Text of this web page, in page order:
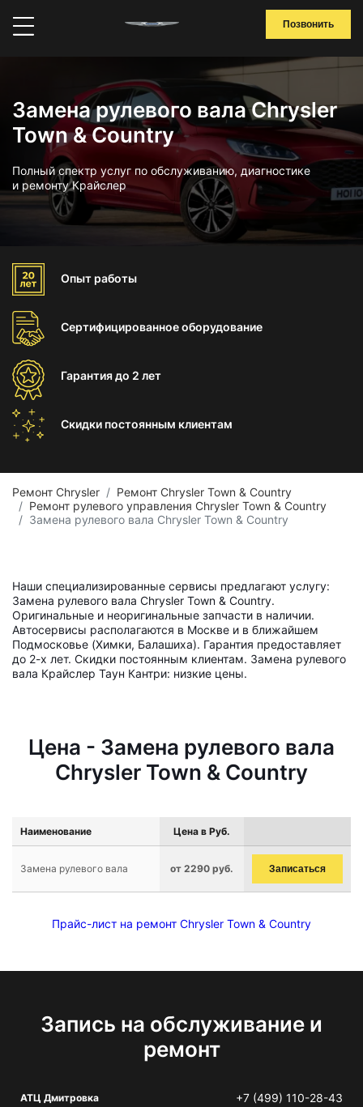
Позвонить
Замена рулевого вала Chrysler
Town & Country
Полный спектр услуг по обслуживанию, диагностике
и ремонту Крайслер
Опыт работы
Сертифицированноеоборудование
Гарантиядо 2 лет
Скидки постоянным клиентам
Ремонт Chrysler
Ремонт Chrysler Town & Country
Ремонт рулевого управления Chrysler Town & Country
Замена рулевого вала Chrysler Town & Country
Наши специализированные сервисы предлагают услугу:
Замена рулевого вала Chrysler Town & Country.
Оригинальные и неоригинальные запчасти в наличии.
Автосервисы располагаются в Москве и в ближайшем
Подмосковье (Химки, Балашиха). Гарантия предоставляет
до 2-х лет. Скидки постоянным клиентам. Замена рулевого
вала Крайслер Таун Кантри: низкие цены.
Цена - Замена рулевого вала
Chrysler Town & Country
Наименование Цена в Руб.
Замена рулевого вала от 2290 руб. Записаться
Прайс-лист на ремонт Chrysler Town & Country
Запись на обслуживание и
ремонт
АТЦ Дмитровка +7 (499) 110-28-43